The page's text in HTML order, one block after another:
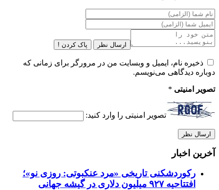
ارسال نظر پاک کردن !
ذخیره نام، ایمیل و وبسایت من در مرورگر برای زمانی که
دوباره دیدگاهی می‌نویسم.
تصویر امنیتی *
تصویر امنیتی را وارد کنید:
آخرین اخبار
رکوردشکنی تاریخی «مرد عنکبوتی: روزی نو»؛
افتتاحیه ۹۲۷ میلیون دلاری در گیشه جهانی